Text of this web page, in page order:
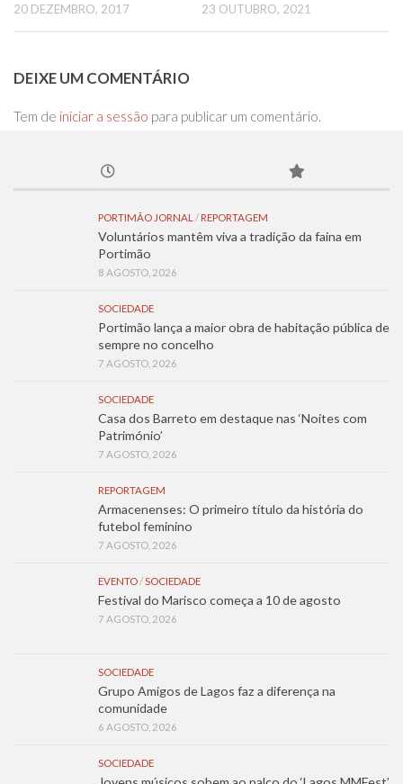
20 DEZEMBRO, 2017 23 OUTUBRO, 2021
DEIXE UM COMENTÁRIO
Tem de iniciar a sessão para publicar um comentário.
PORTIMÃO JORNAL / REPORTAGEM
Voluntários mantêm viva a tradição da faina em
Portimão
8 AGOSTO, 2026
SOCIEDADE
Portimão lança a maior obra de habitação pública de
sempre no concelho
7 AGOSTO, 2026
SOCIEDADE
Casa dos Barreto em destaque nas ‘Noites com
Património’
7 AGOSTO, 2026
REPORTAGEM
Armacenenses: O primeiro título da história do
futebol feminino
7 AGOSTO, 2026
EVENTO/SOCIEDADE
Festival do Marisco começa a 10 de agosto
7 AGOSTO, 2026
SOCIEDADE
Grupo Amigos de Lagos faz a diferença na
comunidade
6 AGOSTO, 2026
SOCIEDADE